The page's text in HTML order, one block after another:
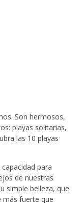
Son hermosos,
playas solitarias,
las 10 playas
para
de nuestras
simple belleza, que
más fuerte que